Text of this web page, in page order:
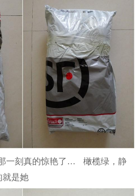
一刻真的惊艳了… 橄榄绿，静
是她